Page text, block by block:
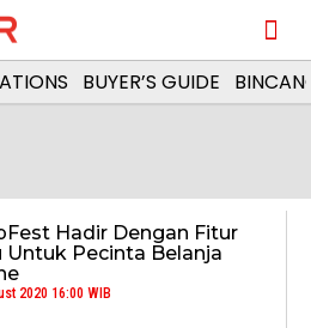
BUYER’S GUIDE
Hadir Dengan Fitur
Untuk Pecinta Belanja
2020 16:00 WIB